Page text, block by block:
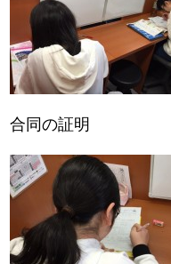
合同の証明